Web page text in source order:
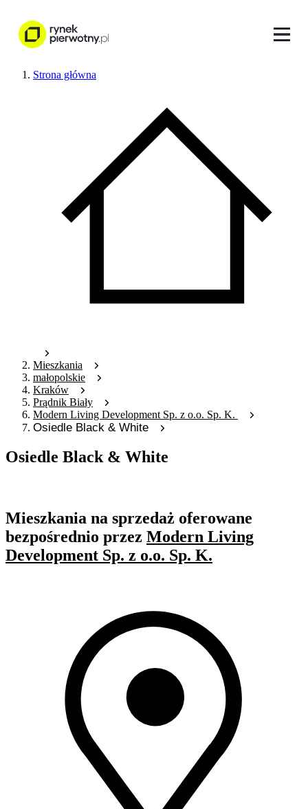
Strona główna
Mieszkania
małopolskie
Kraków
Prądnik Biały
Modern Living Development Sp. z o.o. Sp. K.
Osiedle Black & White
Osiedle Black & White
Mieszkania na sprzedaż oferowane
bezpośrednio przez Modern Living
Development Sp. z o.o. Sp. K.